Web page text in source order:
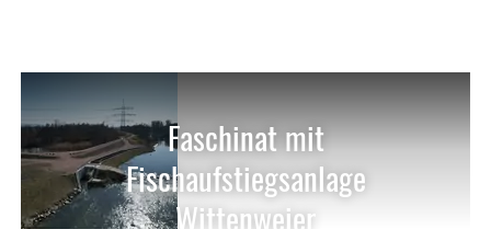
Faschinat mit
Fischaufstiegsanlage
Wittenweier